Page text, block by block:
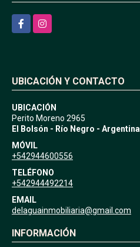
FacebookInstagram
UBICACIÓN Y CONTACTO
UBICACIÓN
Perito Moreno 2965
El Bolsón - Río Negro - Argentina
MÓVIL
+542944600556
TELÉFONO
+542944492214
EMAIL
delaguainmobiliaria@gmail.com
INFORMACIÓN